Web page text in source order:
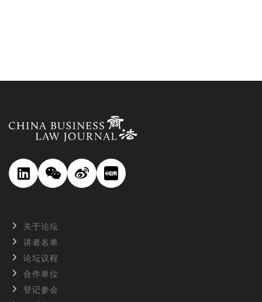
关于论坛
讲者名单
论坛议程
合作单位
登记参会